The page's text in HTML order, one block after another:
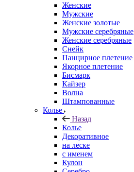
Женские
Мужские
Женские золотые
Мужские серебряные
Женские серебряные
Снейк
Панцирное плетение
Якорное плетение
Бисмарк
Кайзер
Волна
Штампованные
Колье
Назад
Колье
Декоративное
на леске
с именем
Кулон